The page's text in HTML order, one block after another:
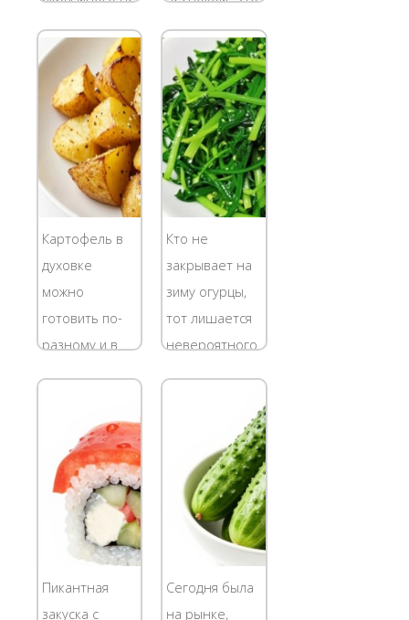
правда? И тем
не менее, у
каждой
хозяюшки
имеются свои
фирменные
способы
приготовления
икры из
кабачков.
Сегодня я
поделюсь с...
готовится,
аппетитно
выглядит и
полезно для
здоровья.
Рулетики из
баклажанов с
сыром и
чесноком
отличная
закуска к
застолью. К...
Картофель в
духовке
можно
готовить по-
разному и в
разнообразные
блюда:
картофель,
запеченный с
корочкой;
печеная
целиком
Кто не
закрывает на
зиму огурцы,
тот лишается
невероятного
этим овощем
Большинство
рецептов
очень похожи
друг на друга,
отличаясь
лишь
Пикантная
закуска с
Сегодня была
на рынке,